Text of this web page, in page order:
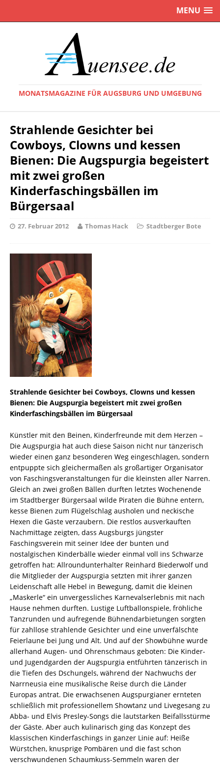
MENU
MONATSMAGAZINE FÜR AUGSBURG UND UMGEBUNG
Strahlende Gesichter bei
Cowboys, Clowns und kessen
Bienen: Die Augspurgia begeistert
mit zwei großen
Kinderfaschingsbällen im
Bürgersaal
27. Februar 2012 Thomas Hack Stadtberger Bote
Strahlende Gesichter bei Cowboys, Clowns und kessen
Bienen: Die Augspurgia begeistert mit zwei großen
Kinderfaschingsbällen im Bürgersaal
Künstler mit den Beinen, Kinderfreunde mit dem Herzen –
Die Augspurgia hat auch diese Saison nicht nur tänzerisch
wieder einen ganz besonderen Weg eingeschlagen, sondern
entpuppte sich gleichermaßen als großartiger Organisator
von Faschingsveranstaltungen für die kleinsten aller Narren.
Gleich an zwei großen Bällen durften letztes Wochenende
im Stadtberger Bürgersaal wilde Piraten die Bühne entern,
kesse Bienen zum Flügelschlag ausholen und neckische
Hexen die Gäste verzaubern. Die restlos ausverkauften
Nachmittage zeigten, dass Augsburgs jüngster
Faschingsverein mit seiner Idee der bunten und
nostalgischen Kinderbälle wieder einmal voll ins Schwarze
getroffen hat: Allroundunterhalter Reinhard Biederwolf und
die Mitglieder der Augspurgia setzten mit ihrer ganzen
Leidenschaft alle Hebel in Bewegung, damit die kleinen
„Maskerle“ ein unvergessliches Karnevalserlebnis mit nach
Hause nehmen durften. Lustige Luftballonspiele, fröhliche
Tanzrunden und aufregende Bühnendarbietungen sorgten
für zahllose strahlende Gesichter und eine unverfälschte
Feierlaune bei Jung und Alt. Und auf der Showbühne wurde
allerhand Augen- und Ohrenschmaus geboten: Die Kinder-
und Jugendgarden der Augspurgia entführten tänzerisch in
die Tiefen des Dschungels, während der Nachwuchs der
Narrneusia eine musikalische Reise durch die Länder
Europas antrat. Die erwachsenen Augspurgianer ernteten
schließlich mit professionellem Showtanz und Livegesang zu
Abba- und Elvis Presley-Songs die lautstarken Beifallsstürme
der Gäste. Aber auch kulinarisch ging das Konzept des
klassischen Kinderfaschings in ganzer Linie auf: Heiße
Würstchen, knusprige Pombären und die fast schon
verschwundenen Schaumkuss-Semmeln waren der